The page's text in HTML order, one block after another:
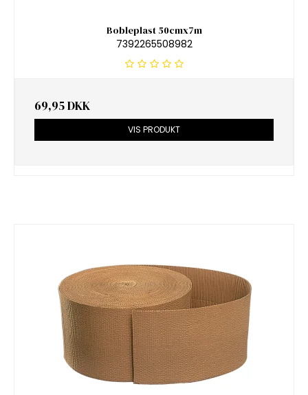
Bobleplast 50cmx7m
7392265508982
69,95 DKK
VIS PRODUKT